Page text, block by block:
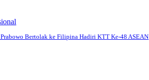
Prabowo Bertolak ke Filipina Hadiri KTT Ke-48 ASEAN